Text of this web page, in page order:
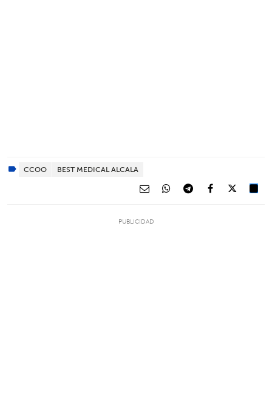
CCOO BEST MEDICAL ALCALA